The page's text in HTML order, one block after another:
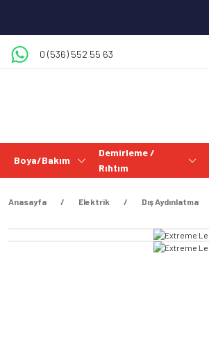
0 (536) 552 55 63
Boya/Bakım
Demirleme /
Rıhtım
Anasayfa Elektrik Dış Aydınlatma